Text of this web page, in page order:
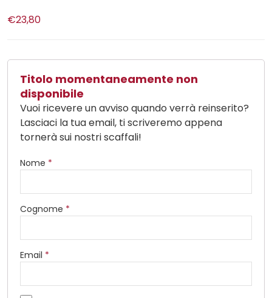
€23,80
Titolo momentaneamente non
disponibile
Vuoi ricevere un avviso quando verrà reinserito?
Lasciaci la tua email, ti scriveremo appena
tornerà sui nostri scaffali!
Nome *
Cognome *
Email *